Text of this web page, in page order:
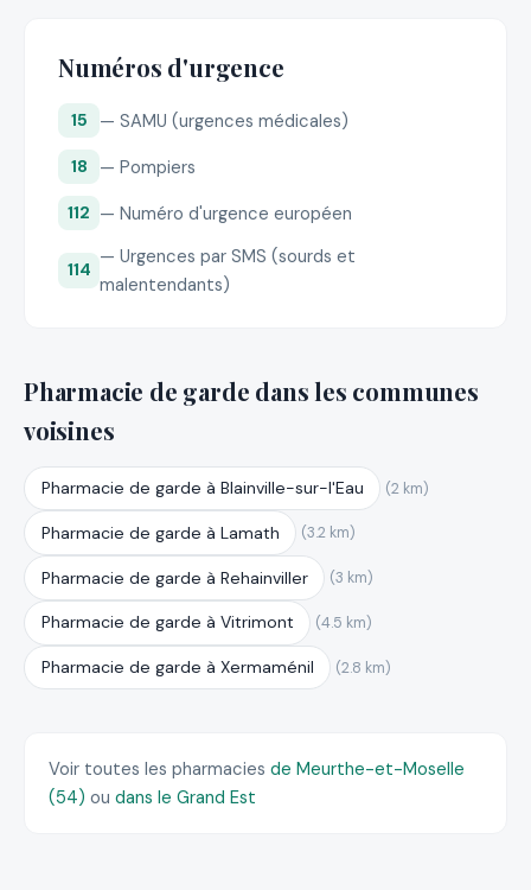
Numéros d'urgence
15 — SAMU (urgences médicales)
18 — Pompiers
112 — Numéro d'urgence européen
114
— Urgences par SMS (sourds et
malentendants)
Pharmacie de garde dans les communes
voisines
Pharmacie de garde à Blainville-sur-l'Eau (2 km)
Pharmacie de garde à Lamath (3.2 km)
Pharmacie de garde à Rehainviller (3 km)
Pharmacie de garde à Vitrimont (4.5 km)
Pharmacie de garde à Xermaménil (2.8 km)
Voir toutes les pharmacies de Meurthe-et-Moselle
(54) ou dans le Grand Est